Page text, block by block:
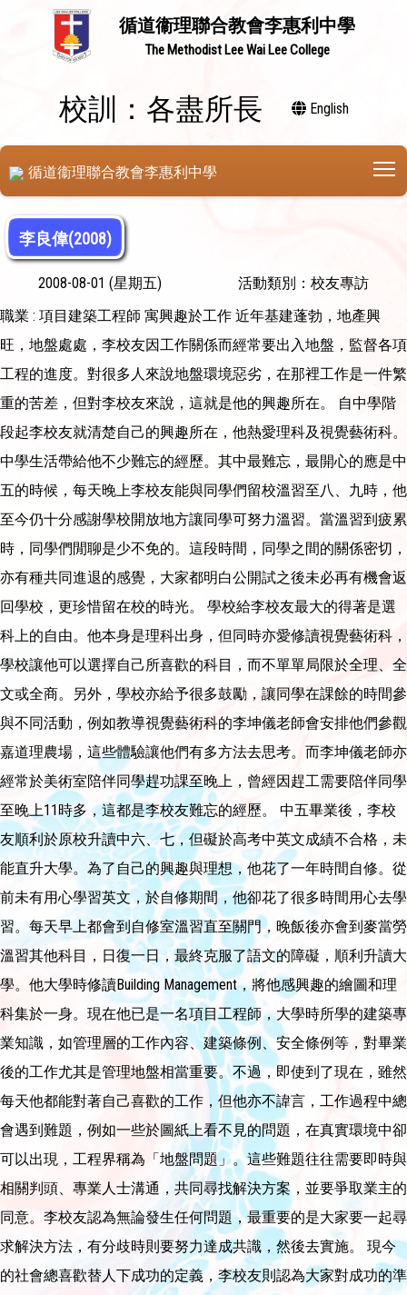
循道衞理聯合教會李惠利中學
The Methodist Lee Wai Lee College
校訓：各盡所長 English
循道衞理聯合教會李惠利中學
李良偉(2008)
2008-08-01 (星期五)
活動類別：校友專訪
職業 : 項目建築工程師 寓興趣於工作 近年基建蓬勃，地產興
旺，地盤處處，李校友因工作關係而經常要出入地盤，監督各項
工程的進度。對很多人來說地盤環境惡劣，在那裡工作是一件繁
重的苦差，但對李校友來說，這就是他的興趣所在。 自中學階
段起李校友就清楚自己的興趣所在，他熱愛理科及視覺藝術科。
中學生活帶給他不少難忘的經歷。其中最難忘，最開心的應是中
五的時候，每天晚上李校友能與同學們留校溫習至八、九時，他
至今仍十分感謝學校開放地方讓同學可努力溫習。當溫習到疲累
時，同學們閒聊是少不免的。這段時間，同學之間的關係密切，
亦有種共同進退的感覺，大家都明白公開試之後未必再有機會返
回學校，更珍惜留在校的時光。 學校給李校友最大的得著是選
科上的自由。他本身是理科出身，但同時亦愛修讀視覺藝術科，
學校讓他可以選擇自己所喜歡的科目，而不單單局限於全理、全
文或全商。另外，學校亦給予很多鼓勵，讓同學在課餘的時間參
與不同活動，例如教導視覺藝術科的李坤儀老師會安排他們參觀
嘉道理農場，這些體驗讓他們有多方法去思考。而李坤儀老師亦
經常於美術室陪伴同學趕功課至晚上，曾經因趕工需要陪伴同學
至晚上11時多，這都是李校友難忘的經歷。 中五畢業後，李校
友順利於原校升讀中六、七，但礙於高考中英文成績不合格，未
能直升大學。為了自己的興趣與理想，他花了一年時間自修。從
前未有用心學習英文，於自修期間，他卻花了很多時間用心去學
習。每天早上都會到自修室溫習直至關門，晚飯後亦會到麥當勞
溫習其他科目，日復一日，最終克服了語文的障礙，順利升讀大
學。他大學時修讀Building Management，將他感興趣的繪圖和理
科集於一身。現在他已是一名項目工程師，大學時所學的建築專
業知識，如管理層的工作內容、建築條例、安全條例等，對畢業
後的工作尤其是管理地盤相當重要。不過，即使到了現在，雖然
每天他都能對著自己喜歡的工作，但他亦不諱言，工作過程中總
會遇到難題，例如一些於圖紙上看不見的問題，在真實環境中卻
可以出現，工程界稱為「地盤問題」。這些難題往往需要即時與
相關判頭、專業人士溝通，共同尋找解決方案，並要爭取業主的
同意。李校友認為無論發生任何問題，最重要的是大家要一起尋
求解決方法，有分歧時則要努力達成共識，然後去實施。 現今
的社會總喜歡替人下成功的定義，李校友則認為大家對成功的準